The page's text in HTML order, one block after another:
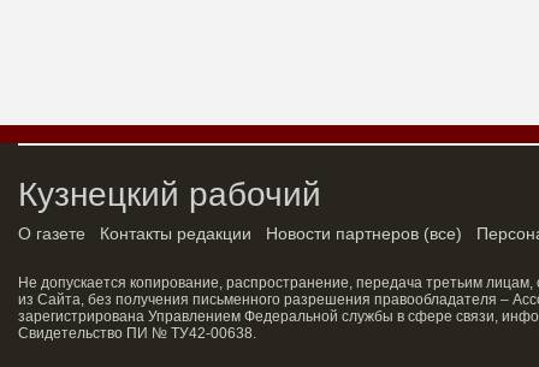
Кузнецкий рабочий
О газете Контакты редакции Новости партнеров (все)
Не допускается копирование, распространение, передача третьим
из Сайта, без получения письменного разрешения правообладателя –
зарегистрирована Управлением Федеральной службы в сфере связи,
Свидетельство ПИ № ТУ42-00638.